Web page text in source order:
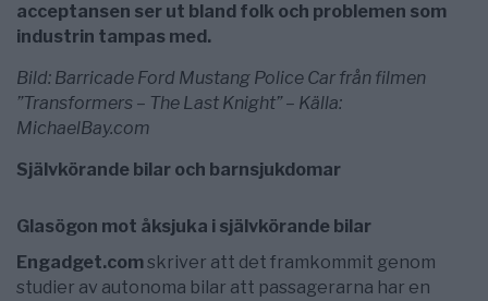
acceptansen ser ut bland folk och problemen som
industrin tampas med.
Bild: Barricade Ford Mustang Police Car från filmen
”Transformers – The Last Knight” – Källa:
MichaelBay.com
Självkörande bilar och barnsjukdomar
Glasögon mot åksjuka i självkörande bilar
Engadget.comskriver att det framkommit genom
studier av autonoma bilar att passagerarna har en